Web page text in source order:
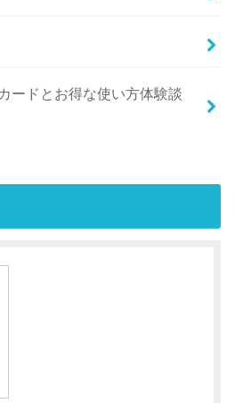
ードとお得な使い方体験談